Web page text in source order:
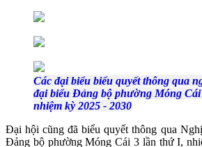
Các đại biểu biểu quyết thông qua
đại biểu Đảng bộ phường Móng
nhiệm kỳ 2025 - 2030
Đại hội cũng đã biểu quyết thông qua
Đảng bộ phường Móng Cái 3 lần thứ I,